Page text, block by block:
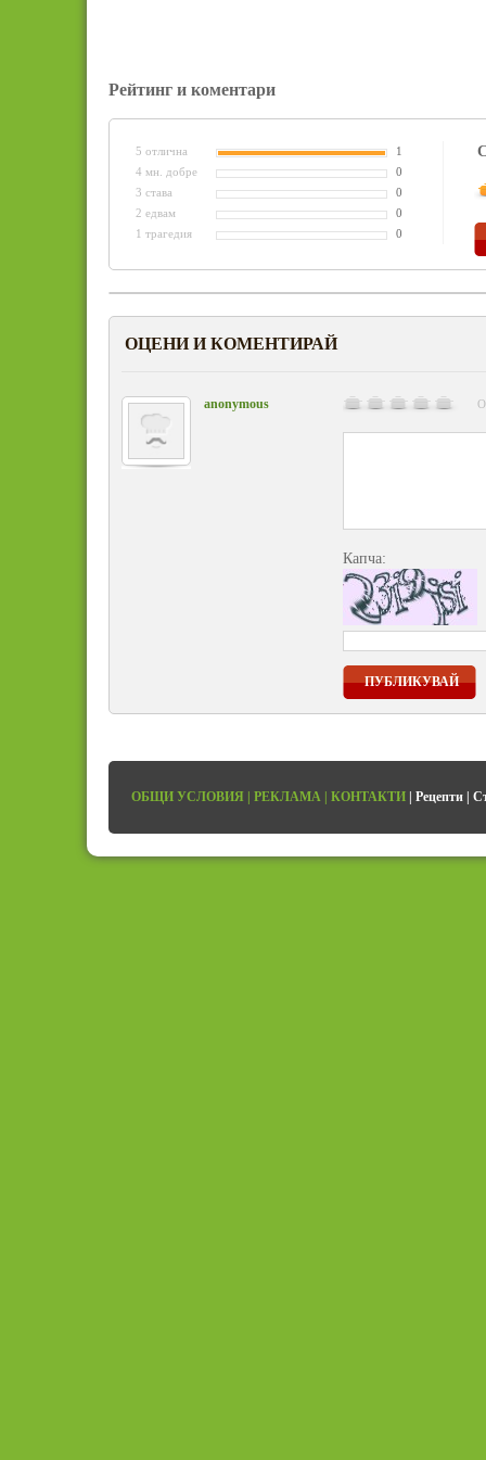
Рейтинг и коментари
5 отлична
1
4 мн. добре
0
3 става
0
2 едвам
0
1 трагедия
0
ОЦЕНИ И КОМЕНТИРАЙ
anonymous
Капча:
ПУБЛИКУВАЙ
ОБЩИ УСЛОВИЯ | РЕКЛАМА | КОНТАКТИ | Рецепти |